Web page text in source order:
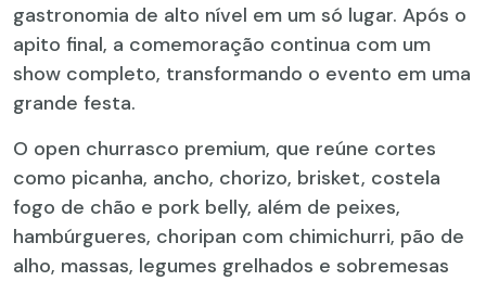
gastronomia de alto nível em um só lugar. Após o
apito final, a comemoração continua com um
show completo, transformando o evento em uma
grande festa.
O open churrasco premium, que reúne cortes
como picanha, ancho, chorizo, brisket, costela
fogo de chão e pork belly, além de peixes,
hambúrgueres, choripan com chimichurri, pão de
alho, massas, legumes grelhados e sobremesas